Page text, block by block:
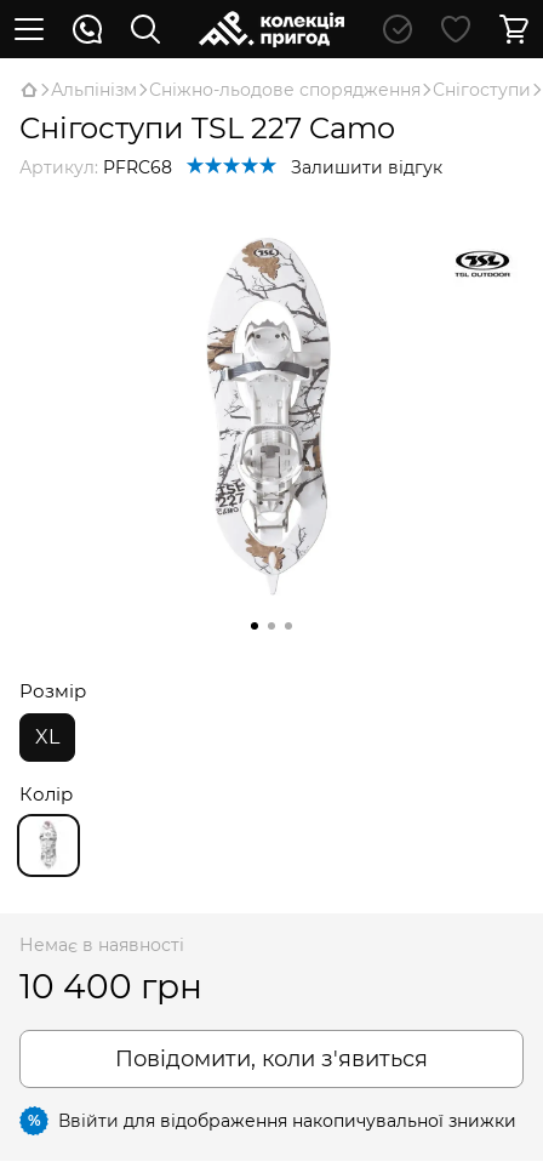
Альпінізм Сніжно-льодове спорядження Снігоступи
Снігоступи TSL 227 Camo
Артикул: PFRC68 Залишити відгук
Розмір
XL
Колір
Немає в наявності
10 400 грн
Повідомити, коли з'явиться
% Ввійти для відображення накопичувальної знижки